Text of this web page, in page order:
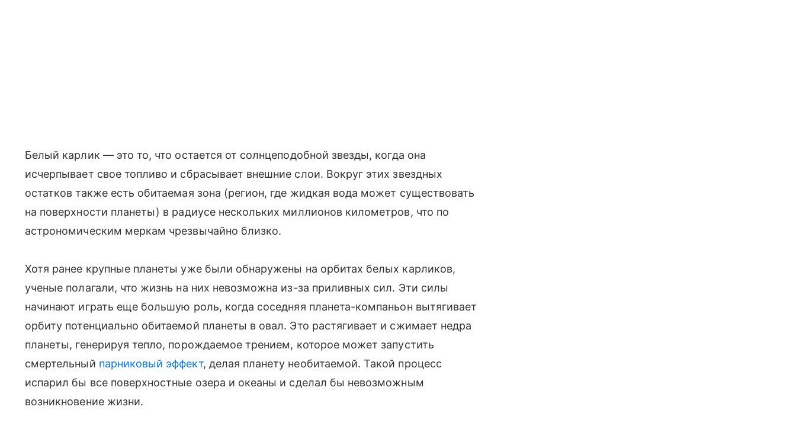
Белый карлик — это то, что остается от солнцеподобной звезды, когда она
исчерпывает свое топливо и сбрасывает внешние слои. Вокруг этих звездных
остатков также есть обитаемая зона (регион, где жидкая вода может существовать
на поверхности планеты) в радиусе нескольких миллионов километров, что по
астрономическим меркам чрезвычайно близко.
Хотя ранее крупные планеты уже были обнаружены на орбитах белых карликов,
ученые полагали, что жизнь на них невозможна из-за приливных сил. Эти силы
начинают играть еще большую роль, когда соседняя планета-компаньон вытягивает
орбиту потенциально обитаемой планеты в овал. Это растягивает и сжимает недра
планеты, генерируя тепло, порождаемое трением, которое может запустить
смертельный парниковый эффект, делая планету необитаемой. Такой процесс
испарил бы все поверхностные озера и океаны и сделал бы невозможным
возникновение жизни.